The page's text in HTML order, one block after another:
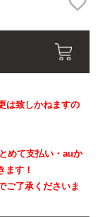
は致しかねますの
めて支払い・auか
ます！
ご了承くださいま